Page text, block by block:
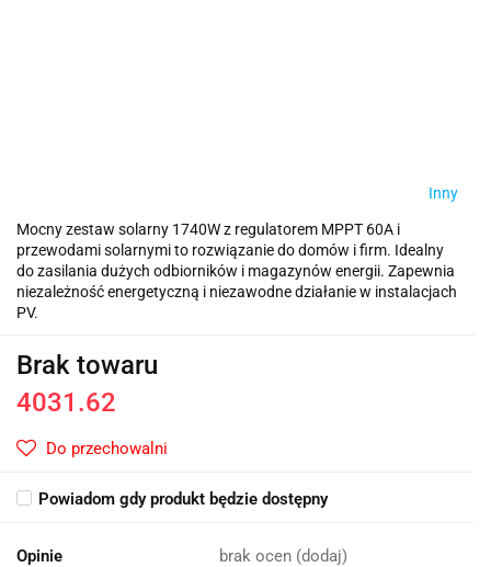
Inny
Mocny zestaw solarny 1740W z regulatorem MPPT 60A i
przewodami solarnymi to rozwiązanie do domów i firm. Idealny
do zasilania dużych odbiorników i magazynów energii. Zapewnia
niezależność energetyczną i niezawodne działanie w instalacjach
PV.
Brak towaru
4031.62
Do przechowalni
Powiadom gdy produkt będzie dostępny
Opinie brak ocen (dodaj)